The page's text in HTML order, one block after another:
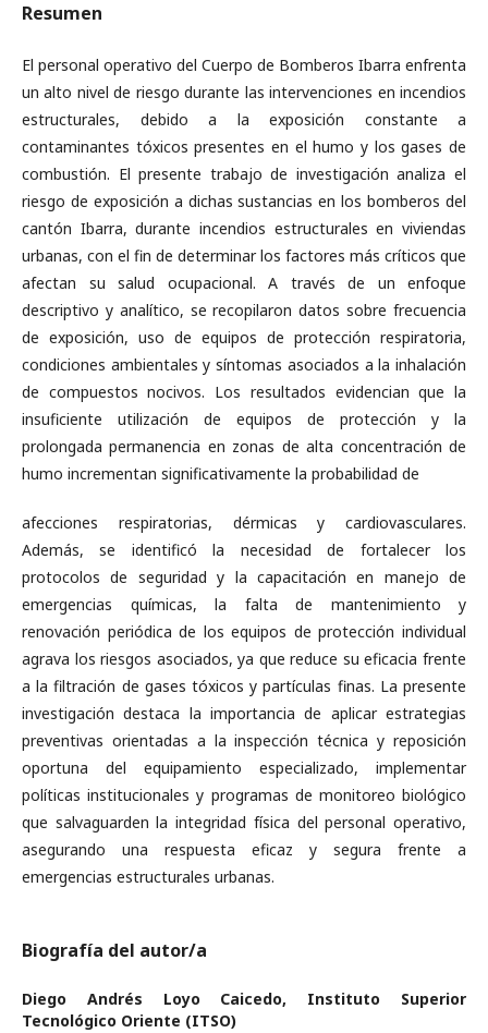
Resumen
El personal operativo del Cuerpo de Bomberos Ibarra enfrenta
un alto nivel de riesgo durante las intervenciones en incendios
estructurales, debido a la exposición constante a
contaminantes tóxicos presentes en el humo y los gases de
combustión. El presente trabajo de investigación analiza el
riesgo de exposición a dichas sustancias en los bomberos del
cantón Ibarra, durante incendios estructurales en viviendas
urbanas, con el fin de determinar los factores más críticos que
afectan su salud ocupacional. A través de un enfoque
descriptivo y analítico, se recopilaron datos sobre frecuencia
de exposición, uso de equipos de protección respiratoria,
condiciones ambientales y síntomas asociados a la inhalación
de compuestos nocivos. Los resultados evidencian que la
insuficiente utilización de equipos de protección y la
prolongada permanencia en zonas de alta concentración de
humo incrementan significativamente la probabilidad de
afecciones respiratorias, dérmicas y cardiovasculares.
Además, se identificó la necesidad de fortalecer los
protocolos de seguridad y la capacitación en manejo de
emergencias químicas, la falta de mantenimiento y
renovación periódica de los equipos de protección individual
agrava los riesgos asociados, ya que reduce su eficacia frente
a la filtración de gases tóxicos y partículas finas. La presente
investigación destaca la importancia de aplicar estrategias
preventivas orientadas a la inspección técnica y reposición
oportuna del equipamiento especializado, implementar
políticas institucionales y programas de monitoreo biológico
que salvaguarden la integridad física del personal operativo,
asegurando una respuesta eficaz y segura frente a
emergencias estructurales urbanas.
Biografía del autor/a
Diego Andrés Loyo Caicedo, Instituto Superior
Tecnológico Oriente (ITSO)